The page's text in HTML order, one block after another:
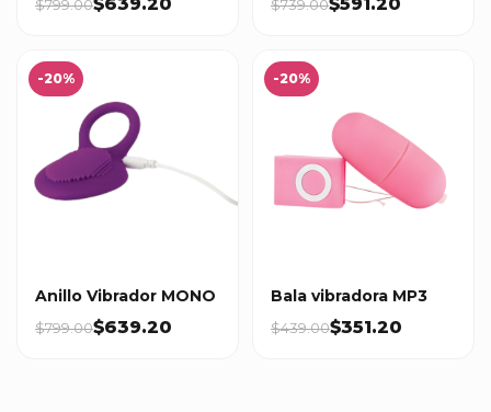
$799.00 $739.00
-20%
Anillo Vibrador MONO
$799.00$639.20
-20%
Bala vibradora MP3
$439.00$351.20